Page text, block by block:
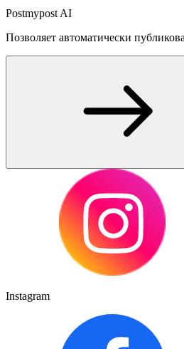
Postmypost AI
Позволяет автоматически
Instagram